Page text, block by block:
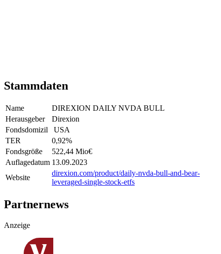
Stammdaten
Name
DIREXION DAILY NVDA BULL
Herausgeber
Direxion
Fondsdomizil
USA
TER
0,92%
Fondsgröße
522,44 Mio€
Auflagedatum 13.09.2023
Website
direxion.com/product/daily-nvda-bull-and-bear-
leveraged-single-stock-etfs
Partnernews
Anzeige